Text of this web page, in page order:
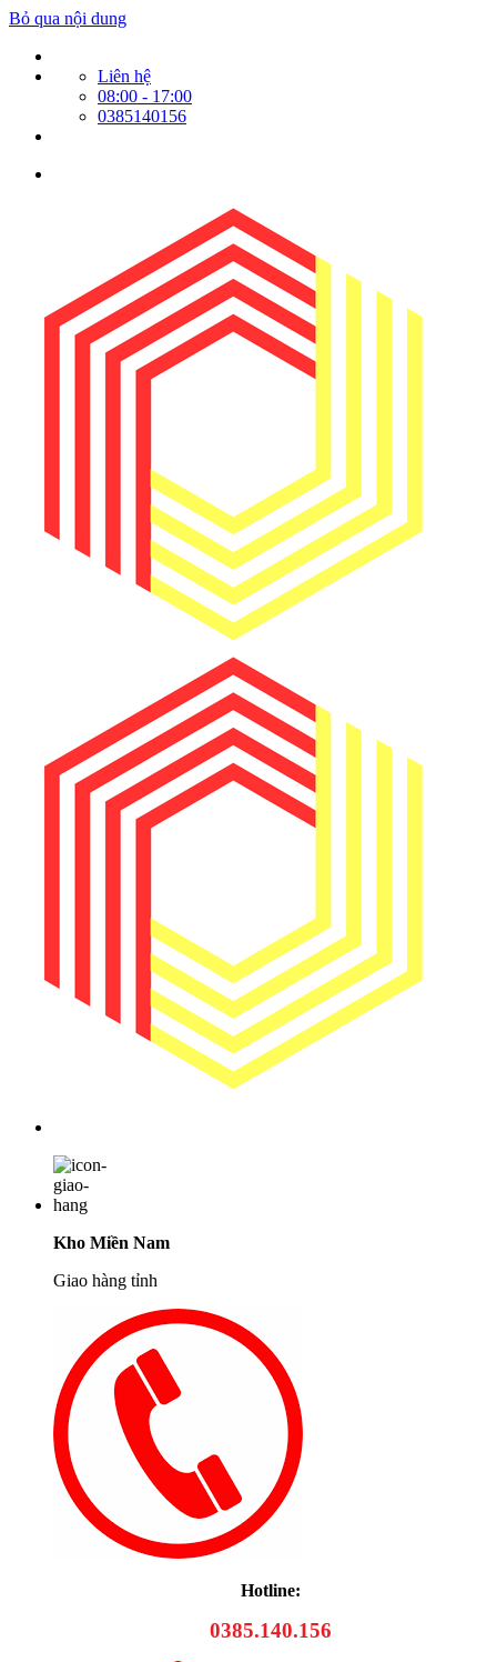
Bỏ qua nội dung
Liên hệ
08:00 - 17:00
0385140156
Kho Miền Nam
Giao hàng tỉnh
Hotline:
0385.140.156